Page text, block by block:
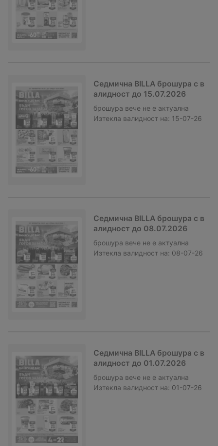
Седмична BILLA брошура с в
алидност до 15.07.2026
брошура вече не е актуална
Изтекла валидност на: 15-07-26
Седмична BILLA брошура с в
алидност до 08.07.2026
брошура вече не е актуална
Изтекла валидност на: 08-07-26
Седмична BILLA брошура с в
алидност до 01.07.2026
брошура вече не е актуална
Изтекла валидност на: 01-07-26